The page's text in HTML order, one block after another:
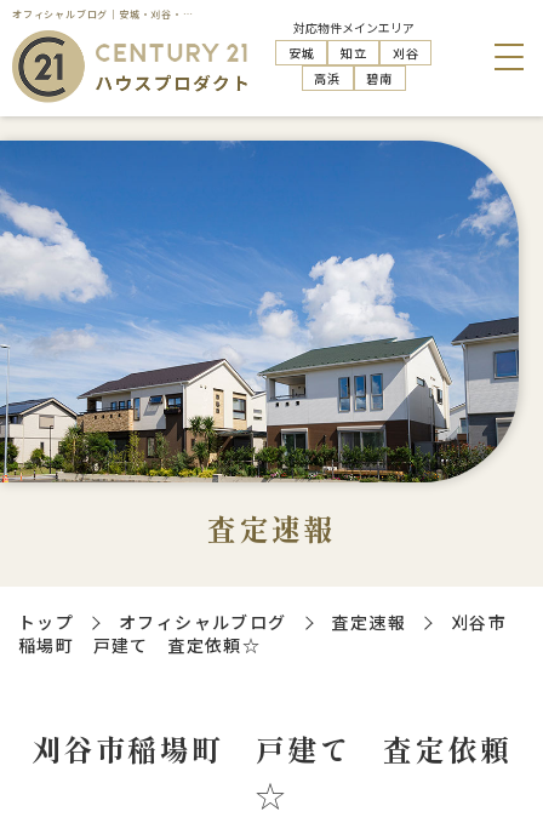
オフィシャルブログ｜安城・刈谷・知立・高浜の不動産売却はハウスプロダクト
対応物件メインエリア
安城
知立
刈谷
高浜
碧南
査定速報
トップ オフィシャルブログ 査定速報
刈谷市
稲場町 戸建て 査定依頼☆
刈谷市稲場町 戸建て 査定依頼
☆